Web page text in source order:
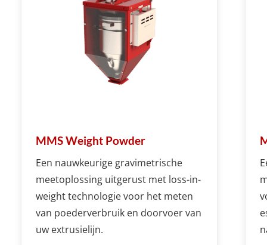
MMS Weight Powder
Een nauwkeurige gravimetrische
meetoplossing uitgerust met loss-in-
weight technologie voor het meten
van poederverbruik en doorvoer van
uw extrusielijn.